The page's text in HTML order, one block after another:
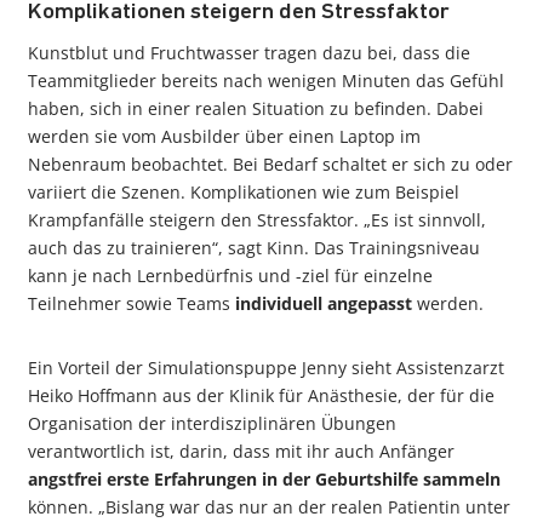
Komplikationen steigern den Stressfaktor
Kunstblut und Fruchtwasser tragen dazu bei, dass die
Teammitglieder bereits nach wenigen Minuten das Gefühl
haben, sich in einer realen Situation zu befinden. Dabei
werden sie vom Ausbilder über einen Laptop im
Nebenraum beobachtet. Bei Bedarf schaltet er sich zu oder
variiert die Szenen. Komplikationen wie zum Beispiel
Krampfanfälle steigern den Stressfaktor. „Es ist sinnvoll,
auch das zu trainieren“, sagt Kinn. Das Trainingsniveau
kann je nach Lernbedürfnis und -ziel für einzelne
Teilnehmer sowie Teams individuell angepasst werden.
Ein Vorteil der Simulationspuppe Jenny sieht Assistenzarzt
Heiko Hoffmann aus der Klinik für Anästhesie, der für die
Organisation der interdisziplinären Übungen
verantwortlich ist, darin, dass mit ihr auch Anfänger
angstfrei erste Erfahrungen in der Geburtshilfe sammeln
können. „Bislang war das nur an der realen Patientin unter